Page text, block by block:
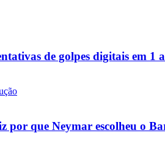
de golpes digitais em 1
por que Neymar escolheu o